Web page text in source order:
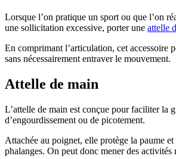
Lorsque l’on pratique un sport ou que l’on
une sollicitation excessive, porter une attelle
En comprimant l’articulation, cet accessoire
sans nécessairement entraver le mouvement.
Attelle de main
L’attelle de main est conçue pour faciliter la
d’engourdissement ou de picotement.
Attachée au poignet, elle protège la paume
phalanges. On peut donc mener des